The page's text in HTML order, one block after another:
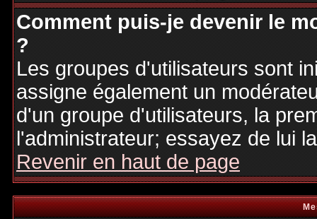
Comment puis-je devenir le
?
Les groupes d'utilisateurs sont
assigne également un
d'un groupe d'utilisateurs, la
l'administrateur; essayez de lui
Revenir en haut de page